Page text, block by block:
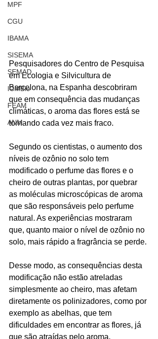
MPF
CGU
IBAMA
SISEMA
SEMAD
ICMBio
FEAM
ANM
Pesquisadores do Centro de Pesquisa
em Ecologia e Silvicultura de
Barcelona, na Espanha descobriram
que em consequência das mudanças
climáticas, o aroma das flores está se
tornando cada vez mais fraco.
Segundo os cientistas, o aumento dos
níveis de ozônio no solo tem
modificado o perfume das flores e o
cheiro de outras plantas, por quebrar
as moléculas microscópicas de aroma
que são responsáveis pelo perfume
natural. As experiências mostraram
que, quanto maior o nível de ozônio no
solo, mais rápido a fragrância se perde.
Desse modo, as consequências desta
modificação não estão atreladas
simplesmente ao cheiro, mas afetam
diretamente os polinizadores, como por
exemplo as abelhas, que tem
dificuldades em encontrar as flores, já
que são atraídas pelo aroma.